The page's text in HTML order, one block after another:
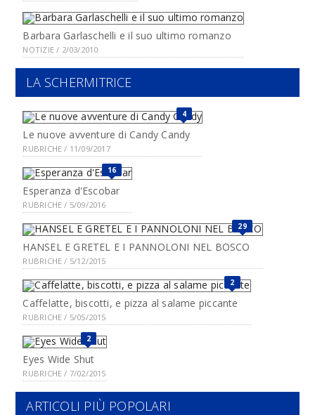
Barbara Garlaschelli e il suo ultimo romanzo
NOTIZIE / 2/03/2010
LA SCHERMITRICE
4
Le nuove avventure di Candy Candy
RUBRICHE / 11/09/2017
16
Esperanza d'Escobar
RUBRICHE / 5/09/2016
29
HANSEL E GRETEL E I PANNOLONI NEL BOSCO
RUBRICHE / 5/12/2015
2
Caffelatte, biscotti, e pizza al salame piccante
RUBRICHE / 5/05/2015
2
Eyes Wide Shut
RUBRICHE / 7/02/2015
ARTICOLI PIÙ POPOLARI